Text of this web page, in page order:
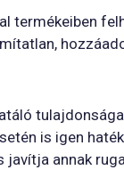
termékeiben
is igen
javítja annak